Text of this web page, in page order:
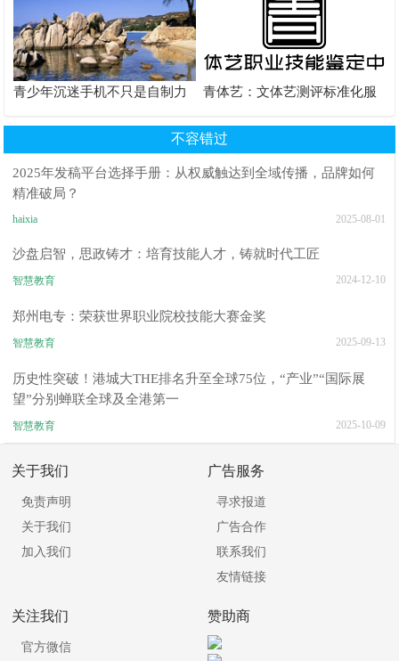
青少年沉迷手机不只是自制力
青体艺：文体艺测评标准化服
不容错过
2025年发稿平台选择手册：从权威触达到全域传播，品牌如何
精准破局？
haixia 2025-08-01
沙盘启智，思政铸才：培育技能人才，铸就时代工匠
智慧教育 2024-12-10
郑州电专：荣获世界职业院校技能大赛金奖
智慧教育 2025-09-13
历史性突破！港城大THE排名升至全球75位，“产业”“国际展
望”分别蝉联全球及全港第一
智慧教育 2025-10-09
关于我们
免责声明
关于我们
加入我们
广告服务
寻求报道
广告合作
联系我们
友情链接
关注我们
官方微信
赞助商